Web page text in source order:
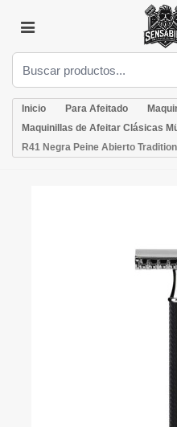
Inicio Para Afeitado
Maquinillas de Afeitar Clásicas
R41 Negra Peine Abierto